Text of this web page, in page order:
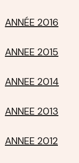
ANNÉE 2016
ANNEE 2015
ANNEE 2014
ANNEE 2013
ANNEE 2012